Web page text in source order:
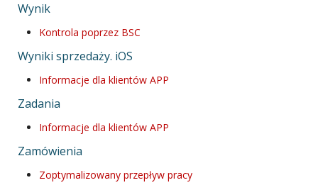
Wynik
Kontrola poprzez BSC
Wyniki sprzedaży. iOS
Informacje dla klientów APP
Zadania
Informacje dla klientów APP
Zamówienia
Zoptymalizowany przepływ pracy